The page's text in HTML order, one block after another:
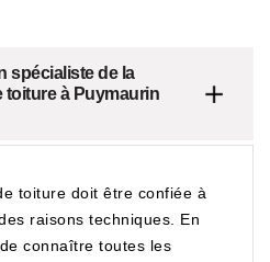
spécialiste de la
toiture à Puymaurin
toiture doit être confiée à
raisons techniques. En
connaître toutes les